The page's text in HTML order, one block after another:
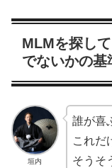
MLMを探し
でないかの基
垣内
誰が喜
これだ
そうそ